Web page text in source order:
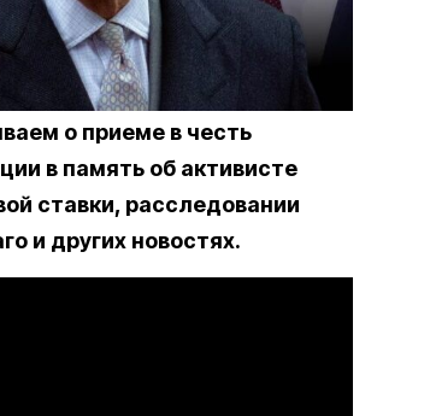
о приеме в честь
в память об активисте
ставки, расследовании
и других новостях.